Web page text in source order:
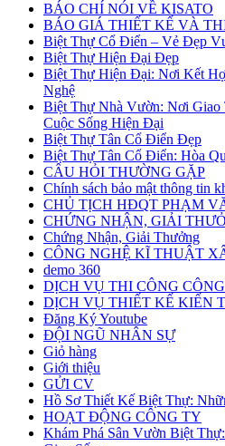
BÁO CHÍ NÓI VỀ KISATO
BÁO GIÁ THIẾT KẾ VÀ
Biệt Thự Cổ Điển – Vẻ Đẹp
Biệt Thự Hiện Đại Đẹp
Biệt Thự Hiện Đại: Nơi Kết
Nghệ
Biệt Thự Nhà Vườn: Nơi Giao
Cuộc Sống Hiện Đại
Biệt Thự Tân Cổ Điển Đẹp
Biệt Thự Tân Cổ Điển: Hòa
CÂU HỎI THƯỜNG GẶP
Chính sách bảo mật thông tin
CHỦ TỊCH HĐQT PHẠM
CHỨNG NHẬN, GIẢI
Chứng Nhận, Giải Thưởng
CÔNG NGHỆ KĨ THUẬT
demo 360
DỊCH VỤ THI CÔNG
DỊCH VỤ THIẾT KẾ KIẾN
Đăng Ký Youtube
ĐỘI NGŨ NHÂN SỰ
Giỏ hàng
Giới thiệu
GỬI CV
Hồ Sơ Thiết Kế Biệt Thự:
HOẠT ĐỘNG CÔNG TY
Khám Phá Sân Vườn Biệt